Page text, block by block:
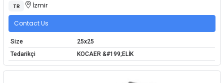
TR İzmir
Contact Us
Size
25x25
Tedarikçi
KOCAER &#199;ELİK